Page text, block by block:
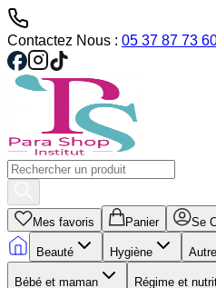
Contactez Nous : 05 37 87 73
Mes favoris Panier Se
Beauté Hygiène Autre
Bébé et maman Régime et